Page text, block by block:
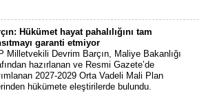
Hükümet hayat pahalılığını tam
garanti etmiyor
Milletvekili Devrim Barçın, Maliye Bakanlığı
hazırlanan ve Resmi Gazete’de
2027-2029 Orta Vadeli Mali Plan
hükümete eleştirilerde bulundu.